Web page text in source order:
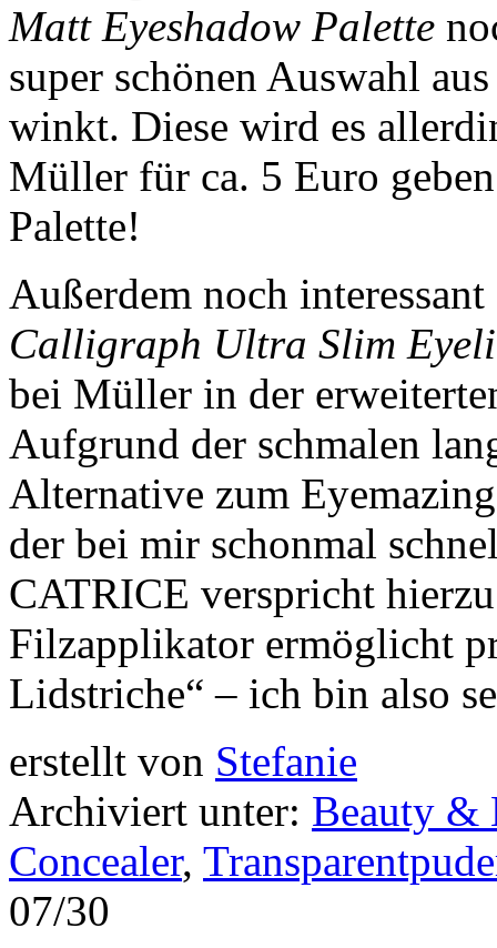
Matt Eyeshadow Palette
super schönen Auswahl
winkt. Diese wird es
Müller für ca. 5 Euro
Palette!
Außerdem noch
Calligraph Ultra Slim
bei Müller in der
Aufgrund der schmalen
Alternative zum
der bei mir schonmal
CATRICE verspricht
Filzapplikator ermöglicht
Lidstriche“ – ich bin also
erstellt von Stefanie
Archiviert unter: Beauty &
Concealer,
07/30